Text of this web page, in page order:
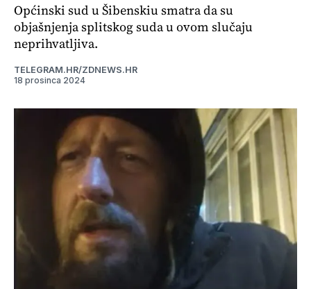
Općinski sud u Šibenskiu smatra da su
objašnjenja splitskog suda u ovom slučaju
neprihvatljiva.
TELEGRAM.HR/ZDNEWS.HR
18 prosinca 2024